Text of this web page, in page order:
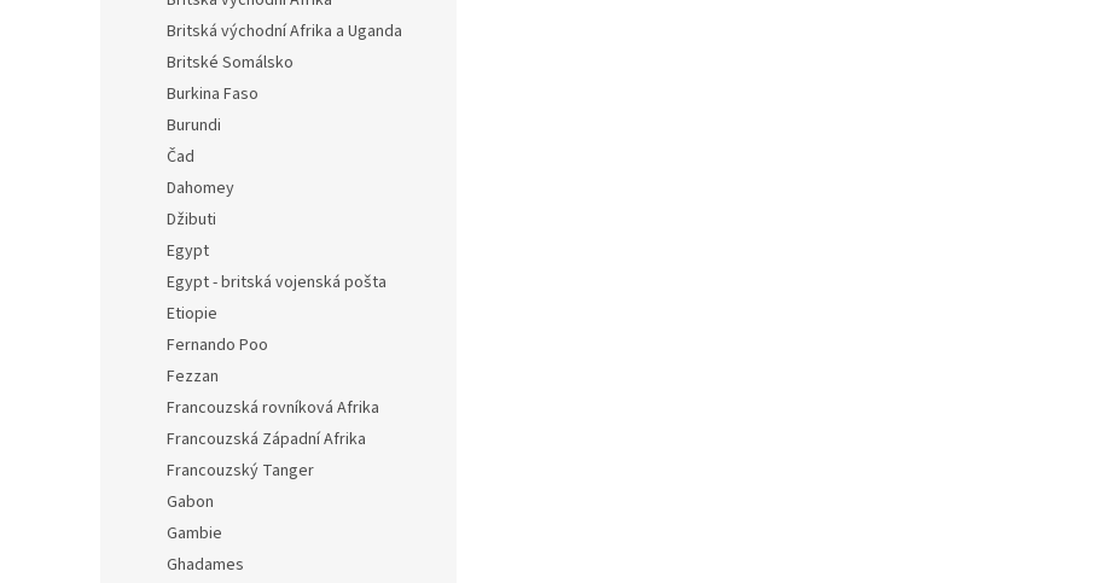
Britská východní Afrika a Uganda
Britské Somálsko
Burkina Faso
Burundi
Čad
Dahomey
Džibuti
Egypt
Egypt - britská vojenská pošta
Etiopie
Fernando Poo
Fezzan
Francouzská rovníková Afrika
Francouzská Západní Afrika
Francouzský Tanger
Gabon
Gambie
Ghadames